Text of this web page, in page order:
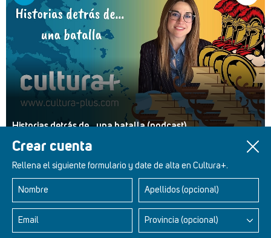
Crear cuenta
Rellena el siguiente formulario y date de alta en Cultura+.
Nombre Apellidos (opcional)
Email Provincia (opcional)
Historias detrás de... una batalla (podcast)
Retablos Renacentistas Este de León